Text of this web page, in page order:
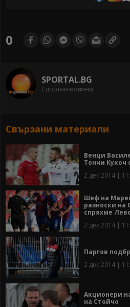
0
SPORTAL.BG
Спортни новини
Свързани материали
Венци
Тончи Кукоч
2 дек 2014 |
Шеф на
разноски на
спряхме
2 дек 2014 |
Паргов
2 дек 2014 |
Акционери
на Стойчо